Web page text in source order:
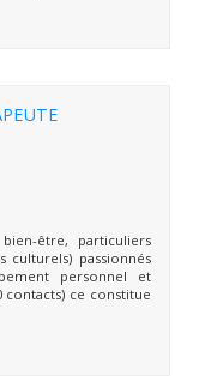
être, particuliers
culturels) passionnés
personnel et
contacts) ce constitue